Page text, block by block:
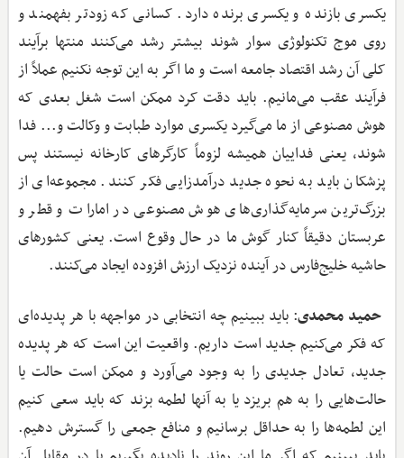
یکسری بازنده و یکسری برنده دارد. کسانی که زودتر بفهمند و
روی موج تکنولوژی سوار شوند بیشتر رشد می‌کنند منتها برآیند
کلی آن رشد اقتصاد جامعه است و ما اگر به این توجه نکنیم عملاً از
فرآیند عقب می‌مانیم. باید دقت کرد ممکن است شغل بعدی که
هوش مصنوعی از ما می‌گیرد یکسری موارد طبابت و وکالت و... فدا
شوند، یعنی فداییان همیشه لزوماً کارگرهای کارخانه نیستند پس
پزشکان باید به نحوه جدید درآمدزایی فکر کنند. مجموعه‌ای از
بزرگ‌ترین سرمایه‌گذاری‌های هوش مصنوعی در امارات و قطر و
عربستان دقیقاً کنار گوش ما در حال وقوع است. یعنی کشورهای
حاشیه خلیج‌فارس در آینده نزدیک ارزش افزوده ایجاد می‌کنند.
حمید محمدی: باید ببینیم چه انتخابی در مواجهه با هر پدیده‌ای
که فکر می‌کنیم جدید است داریم. واقعیت این است که هر پدیده
جدید، تعادل جدیدی را به وجود می‌آورد و ممکن است حالت یا
حالت‌هایی را به هم بریزد یا به آنها لطمه بزند که باید سعی کنیم
این لطمه‌ها را به حداقل برسانیم و منافع جمعی را گسترش دهیم.